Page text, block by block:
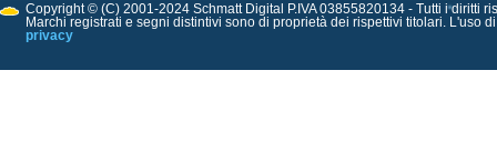
Copyright © (C) 2001-2024 Schmatt Digital P.IVA 03855820134 - Tutti i diritti
Marchi registrati e segni distintivi sono di proprietà dei rispettivi titolari. L'uso
privacy